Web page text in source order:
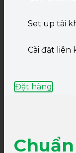
Set up tài
Cài đặt liên
Đặt hàng
Chuẩn